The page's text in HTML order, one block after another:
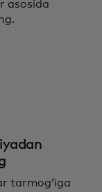
asosida
tarmog‘iga